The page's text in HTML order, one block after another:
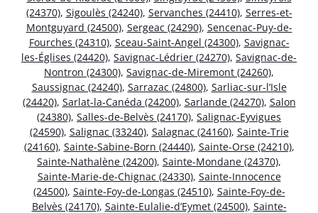
(24370), Sigoulès (24240), Servanches (24410), Serres-et-
Montguyard (24500), Sergeac (24290), Sencenac-Puy-de-
Fourches (24310), Sceau-Saint-Angel (24300), Savignac-
les-Églises (24420), Savignac-Lédrier (24270), Savignac-de-
Nontron (24300), Savignac-de-Miremont (24260),
Saussignac (24240), Sarrazac (24800), Sarliac-sur-l’Isle
(24420), Sarlat-la-Canéda (24200), Sarlande (24270), Salon
(24380), Salles-de-Belvès (24170), Salignac-Eyvigues
(24590), Salignac (33240), Salagnac (24160), Sainte-Trie
(24160), Sainte-Sabine-Born (24440), Sainte-Orse (24210),
Sainte-Nathalène (24200), Sainte-Mondane (24370),
Sainte-Marie-de-Chignac (24330), Sainte-Innocence
(24500), Sainte-Foy-de-Longas (24510), Sainte-Foy-de-
Belvès (24170), Sainte-Eulalie-d’Eymet (24500), Sainte-